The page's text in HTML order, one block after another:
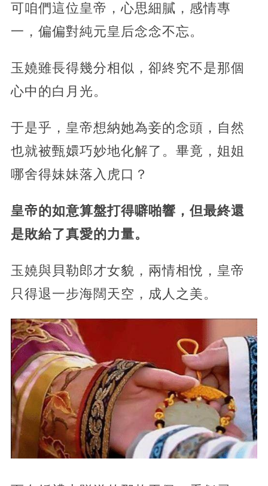
可咱們這位皇帝，心思細膩，感情專
一，偏偏對純元皇后念念不忘。
玉嬈雖長得幾分相似，卻終究不是那個
心中的白月光。
于是乎，皇帝想納她為妾的念頭， 自然
也就被甄嬛巧妙地化解了。畢竟，姐姐
哪舍得妹妹落入虎口？
皇帝的如意算盤打得噼啪響，但最終還
是敗給了真愛的力量。
玉嬈與貝勒郎才女貌，兩情相悅，皇帝
只得退一步海闊天空，成人之美。